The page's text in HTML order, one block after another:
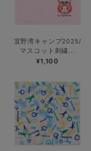
宜野湾キャンプ2025/
マスコット刺繍...
¥1,100